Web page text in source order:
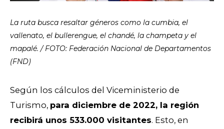
La ruta busca resaltar géneros como la cumbia, el
vallenato, el bullerengue, el chandé, la champeta y el
mapalé. / FOTO: Federación Nacional de Departamentos
(FND)
Según los cálculos del Viceministerio de
Turismo, para diciembre de 2022, la región
recibirá unos 533.000 visitantes. Esto, en